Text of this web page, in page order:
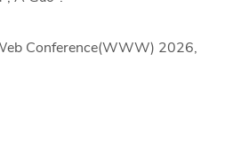
Conference(WWW) 2026,